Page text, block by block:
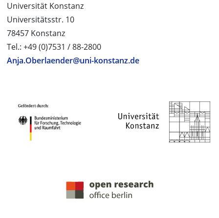
Universität Konstanz
Universitätsstr. 10
78457 Konstanz
Tel.: +49 (0)7531 / 88-2800
Anja.Oberlaender@uni-konstanz.de